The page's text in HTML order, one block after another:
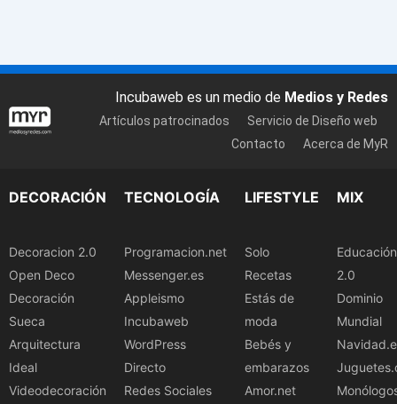
Incubaweb es un medio de Medios y Redes
Artículos patrocinados
Servicio de Diseño web
Contacto
Acerca de MyR
DECORACIÓN
Decoracion 2.0
Open Deco
Decoración
Sueca
Arquitectura
Ideal
Videodecoración
TECNOLOGÍA
Programacion.net
Messenger.es
Appleismo
Incubaweb
WordPress
Directo
Redes Sociales
LIFESTYLE
Solo
Recetas
Estás de
moda
Bebés y
embarazos
Amor.net
MIX
Educación
2.0
Dominio
Mundial